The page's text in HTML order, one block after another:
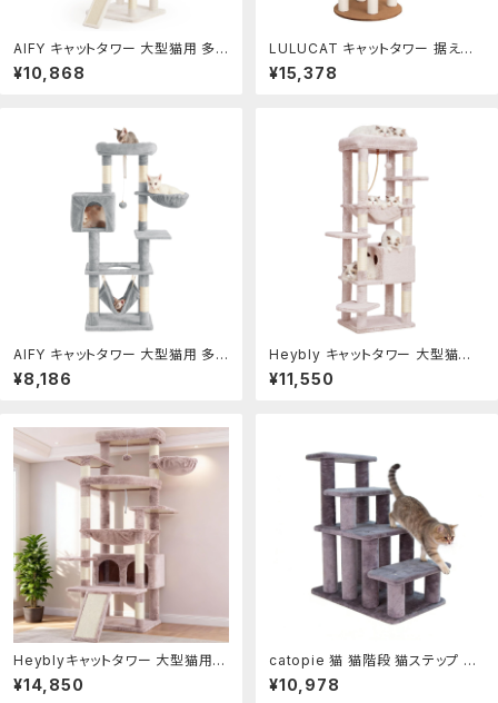
AIFY キャットタワー 大型猫用 多
頭飼い 省スペース スリム 据え置き
安定強化構造 ハンモック付き 隠れ
¥10,868
LULUCAT キャットタワー 据え置
き おしゃれ 大型猫 おしゃれ 高さ1
33cm 木製ボードにベルベット張
頭飼い スリム 夏冬兼用 見晴台付
き 猫タワー 宇宙船 クリアボウル
¥15,378
AIFY キャットタワー 大型猫用 多
頭飼い 省スペース スリム 据え置き
安定強化構造 抗菌 消臭 ハンモッ
さ140cm
¥8,186
Heybly キャットタワー 大型猫用
多頭飼い 超スリム 省スペース 登
りやすい ハンモック キャットハウス
¥11,550
Heyblyキャットタワー 大型猫用
高さ202cm 複数猫飼育向け 高安
定性 据え置き型キャットタワー 超
¥14,850
catopie 猫 猫階段 猫ステップ シ
ニア 犬 犬階段 犬ステップ ペット
ペット階段 登りやすい 清掃しやす
¥10,978